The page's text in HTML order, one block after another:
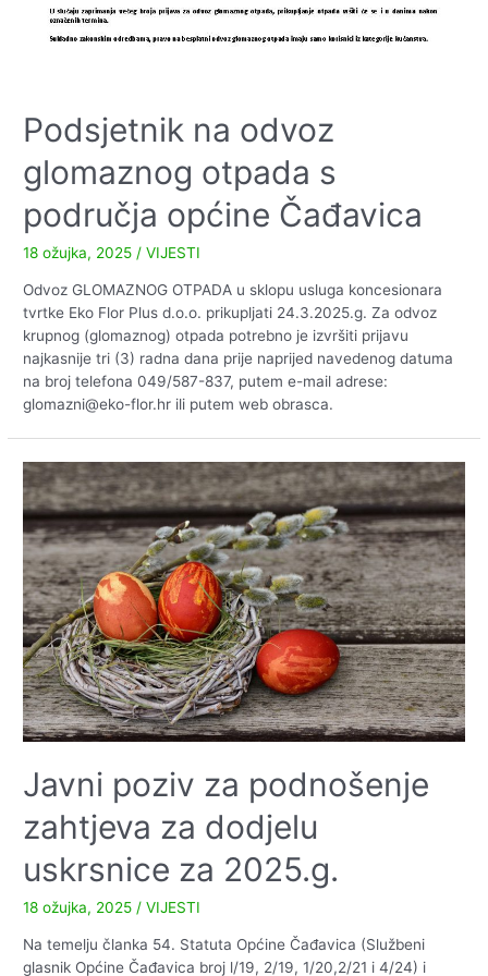
Podsjetnik na odvoz
glomaznog otpada s
područja općine Čađavica
18 ožujka, 2025 /VIJESTI
Odvoz GLOMAZNOG OTPADA u sklopu usluga koncesionara
tvrtke Eko Flor Plus d.o.o. prikupljati 24.3.2025.g. Za odvoz
krupnog (glomaznog) otpada potrebno je izvršiti prijavu
najkasnije tri (3) radna dana prije naprijed navedenog datuma
na broj telefona 049/587-837, putem e-mail adrese:
glomazni@eko-flor.hr ili putem web obrasca.
Javni poziv za podnošenje
zahtjeva za dodjelu
uskrsnice za 2025.g.
18 ožujka, 2025 /VIJESTI
Na temelju članka 54. Statuta Općine Čađavica (Službeni
glasnik Općine Čađavica broj l/19, 2/19, 1/20,2/21 i 4/24) i